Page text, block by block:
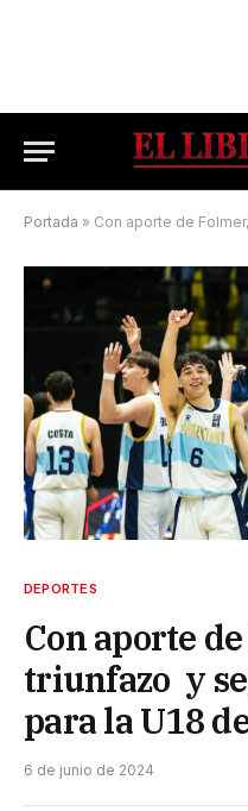
Portada » Con aporte de Folmer,
DEPORTES
Con aporte
triunfazo y
para la U18
6 de junio de 2024